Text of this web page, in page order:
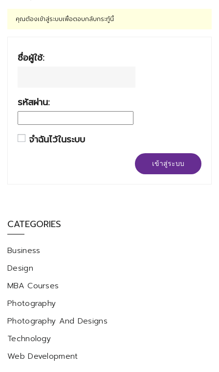
คุณต้องเข้าสู่ระบบเพื่อตอบกลับกระทู้นี้
ชื่อผู้ใช้:
รหัสผ่าน:
จำฉันไว้ในระบบ
เข้าสู่ระบบ
CATEGORIES
Business
Design
MBA Courses
Photography
Photography And Designs
Technology
Web Development